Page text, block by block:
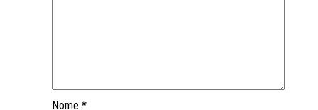
Nome *